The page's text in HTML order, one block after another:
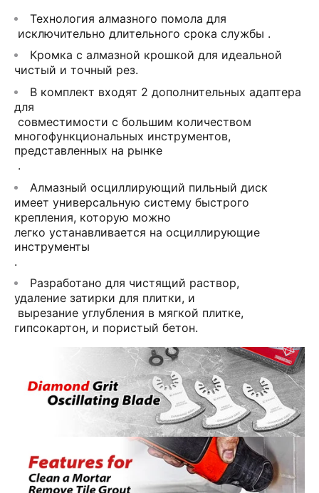
Технология алмазного помола для
исключительно длительного срока службы .
Кромка с алмазной крошкой для идеальной
чистый и точный рез.
В комплект входят 2 дополнительных адаптера
для
совместимости с большим количеством
многофункциональных инструментов,
представленных на рынке
.
Алмазный осциллирующий пильный диск
имеет универсальную систему быстрого
крепления, которую можно
легко устанавливается на осциллирующие
инструменты
.
Разработано для чистящий раствор,
удаление затирки для плитки, и
вырезание углубления в мягкой плитке,
гипсокартон, и пористый бетон.